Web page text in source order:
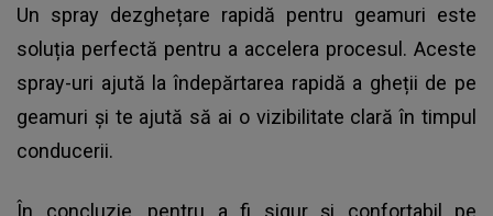
Un spray dezghețare rapidă pentru geamuri este
soluția perfectă pentru a accelera procesul. Aceste
spray-uri ajută la îndepărtarea rapidă a gheții de pe
geamuri și te ajută să ai o vizibilitate clară în timpul
conducerii.
În concluzie, pentru a fi sigur și confortabil pe